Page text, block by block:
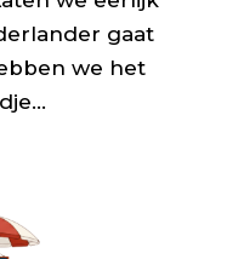
gaat
we het